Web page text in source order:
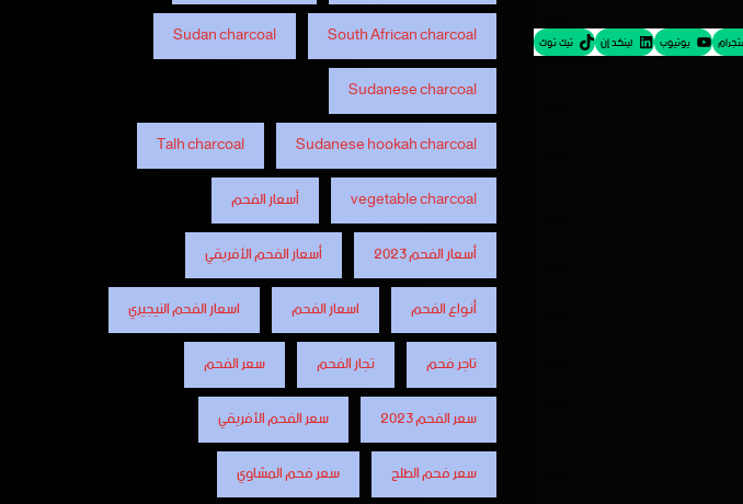
يوتيوب لينكد إن تيك توك
South African charcoal
Sudan charcoal
Sudanese charcoal
Sudanese hookah charcoal
Talh charcoal
vegetable charcoal
أسعار الفحم
أسعار الفحم 2023
أسعار الفحم الأفريقي
أنواع الفحم
اسعار الفحم
اسعار الفحم النيجيري
تاجر فحم
تجار الفحم
سعر الفحم
سعر الفحم 2023
سعر الفحم الأفريقي
سعر فحم الطلح
سعر فحم المشاوي